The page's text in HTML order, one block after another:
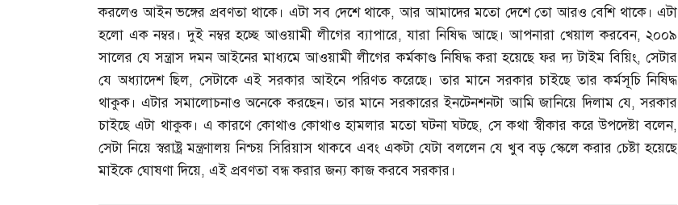
করলেও আইন ভঙ্গের প্রবণতা থাকে। এটা সব দেশে থাকে,আর আমাদের মতো দেশে তো আরও বেশি থাকে। এটা
হলো এক নম্বর। দুই নম্বর হচ্ছে আওয়ামী লীগের ব্যাপারে,যারা নিষিদ্ধ আছে। আপনারা খেয়াল করবেন,২০০৯
সালের যে সন্ত্রাস দমন আইনের মাধ্যমে আওয়ামী লীগের কর্মকাণ্ড নিষিদ্ধ করা হয়েছে ফর দ্য টাইম বিয়িং,সেটার
যে অধ্যাদেশ ছিল, সেটাকে এই সরকার আইনে পরিণত করেছে। তার মানে সরকার চাইছে তার কর্মসূচি নিষিদ্ধ
থাকুক। এটার সমালোচনাও অনেকে করছেন। তার মানে সরকারের ইনটেনশনটা আমি জানিয়ে দিলাম যে,সরকার
চাইছে এটা থাকুক। এ কারণে কোথাও কোথাও হামলার মতো ঘটনা ঘটছে, সে কথা স্বীকার করে উপদেষ্টা বলেন,
সেটা নিয়ে স্বরাষ্ট্র মন্ত্রণালয় নিশ্চয় সিরিয়াস থাকবে এবং একটা যেটা বললেন যে খুব বড় স্কেলে করার চেষ্টা হয়েছে
মাইকে ঘোষণা দিয়ে, এই প্রবণতা বন্ধ করার জন্য কাজ করবে সরকার।